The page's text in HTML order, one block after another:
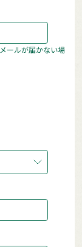
ールが届かない場